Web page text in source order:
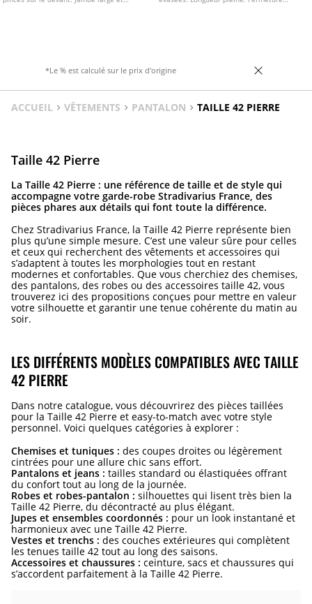
*Le % est calculé sur le prix d'origine
ACCUEIL VÊTEMENTS PANTALON TAILLE 42 PIERRE
Taille 42 Pierre
La Taille 42 Pierre : une référence de taille et de style qui
accompagne votre garde-robe Stradivarius France, des
pièces phares aux détails qui font toute la différence.
Chez Stradivarius France, la Taille 42 Pierre représente bien
plus qu’une simple mesure. C’est une valeur sûre pour celles
et ceux qui recherchent des vêtements et accessoires qui
s’adaptent à toutes les morphologies tout en restant
modernes et confortables. Que vous cherchiez des chemises,
des pantalons, des robes ou des accessoires taille 42, vous
trouverez ici des propositions conçues pour mettre en valeur
votre silhouette et garantir une tenue cohérente du matin au
soir.
LES DIFFÉRENTS MODÈLES COMPATIBLES AVEC TAILLE
42 PIERRE
Dans notre catalogue, vous découvrirez des pièces taillées
pour la Taille 42 Pierre et easy-to-match avec votre style
personnel. Voici quelques catégories à explorer :
Chemises et tuniques : des coupes droites ou légèrement
cintrées pour une allure chic sans effort.
Pantalons et jeans : tailles standard ou élastiquées offrant
du confort tout au long de la journée.
Robes et robes-pantalon : silhouettes qui lisent très bien la
Taille 42 Pierre, du décontracté au plus élégant.
Jupes et ensembles coordonnés : pour un look instantané et
harmonieux avec une Taille 42 Pierre.
Vestes et trenchs : des couches extérieures qui complètent
les tenues taille 42 tout au long des saisons.
Accessoires et chaussures : ceinture, sacs et chaussures qui
s’accordent parfaitement à la Taille 42 Pierre.